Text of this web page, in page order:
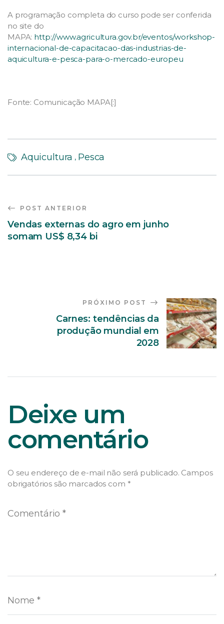
A programação completa do curso pode ser conferida
no site do
MAPA: http://www.agricultura.gov.br/eventos/workshop-
internacional-de-capacitacao-das-industrias-de-
aquicultura-e-pesca-para-o-mercado-europeu
Fonte: Comunicação MAPA[:]
Aquicultura , Pesca
POST ANTERIOR
Vendas externas do agro em junho
somam US$ 8,34 bi
PRÓXIMO POST
Carnes: tendências da
produção mundial em
2028
Deixe um
comentário
O seu endereço de e-mail não será publicado. Campos
obrigatórios são marcados com *